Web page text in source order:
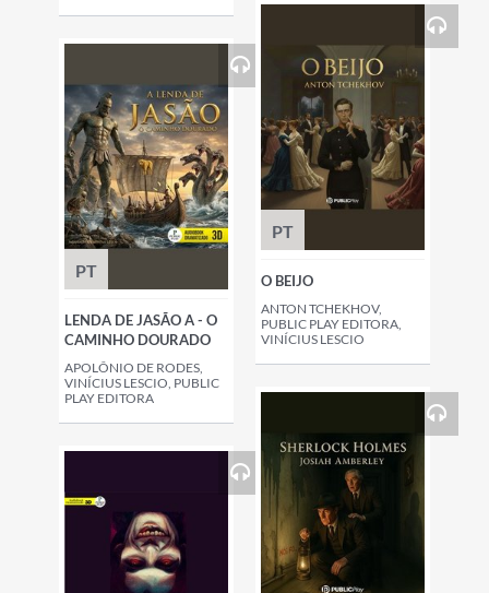
PT
LENDA DE JASÃO A - O
CAMINHO DOURADO
APOLÔNIO DE RODES,
VINÍCIUS LESCIO, PUBLIC
PLAY EDITORA
PT
O BEIJO
ANTON TCHEKHOV,
PUBLIC PLAY EDITORA,
VINÍCIUS LESCIO